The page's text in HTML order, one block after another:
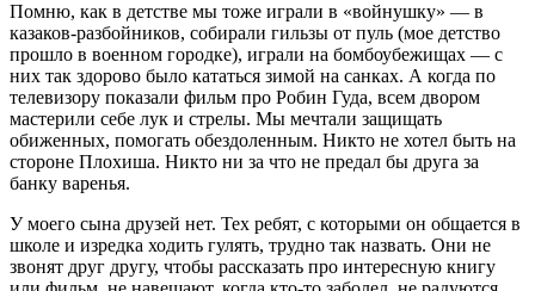
Помню, как в детстве мы тоже играли в «войнушку» — в
казаков-разбойников, собирали гильзы от пуль (мое детство
прошло в военном городке), играли на бомбоубежищах — с
них так здорово было кататься зимой на санках. А когда по
телевизору показали фильм про Робин Гуда, всем двором
мастерили себе лук и стрелы. Мы мечтали защищать
обиженных, помогать обездоленным. Никто не хотел быть на
стороне Плохиша. Никто ни за что не предал бы друга за
банку варенья.
У моего сына друзей нет. Тех ребят, с которыми он общается в
школе и изредка ходить гулять, трудно так назвать. Они не
звонят друг другу, чтобы рассказать про интересную книгу